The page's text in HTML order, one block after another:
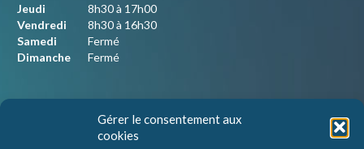
Gérer le consentement aux
cookies
Jeudi
8h30 à 17h00
Vendredi
8h30 à 16h30
Samedi
Fermé
Dimanche
Fermé
Nous joindre